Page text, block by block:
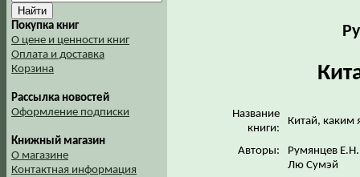
Покупка книг
О цене и ценности книг
Оплата и доставка
Корзина
Рассылка новостей
Оформление подписки
Книжный магазин
О магазине
Контактная информация
Название
книги:
Китай, каким
Авторы:
Румянцев Е.Н.
Лю Сумэй